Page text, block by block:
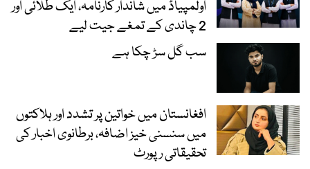
اولمپیاڈ میں شاندار کارنامہ، ایک طلائی اور
2 چاندی کے تمغے جیت لیے
سب گل سڑ چکا ہے
افغانستان میں خواتین پر تشدد اور ہلاکتوں
میں سنسنی خیز اضافہ، برطانوی اخبار کی
تحقیقاتی رپورٹ